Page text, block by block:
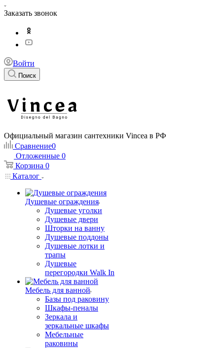
Заказать звонок
Войти
Поиск
Официальный магазин сантехники Vincea в РФ
Сравнение0
Отложенные 0
Корзина 0
Каталог
Душевые ограждения
Душевые уголки
Душевые двери
Шторки на ванну
Душевые поддоны
Душевые лотки и
трапы
Душевые
перегородки Walk In
Мебель для ванной
Базы под раковину
Шкафы-пеналы
Зеркала и
зеркальные шкафы
Мебельные
раковины